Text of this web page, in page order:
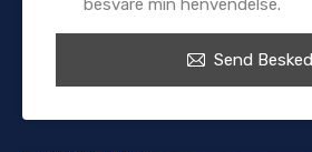
besvare min henvendelse.
Send Besked